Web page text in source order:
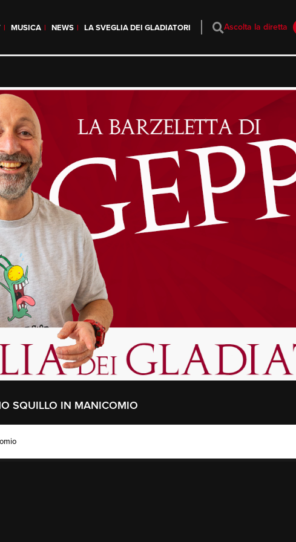
MUSICA NEWS LA SVEGLIA DEI GLADIATORI Ascolta la diretta
SQUILLO IN MANICOMIO